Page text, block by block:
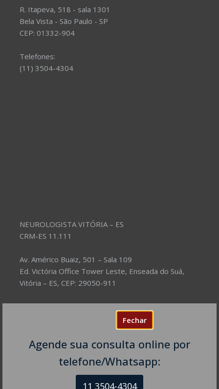
Fechar
Agende sua consulta online por
telefone/Whatsapp:
11 3504-4304
R. Itapeva, 518 - sala 1301
Bela Vista - São Paulo - SP
CEP: 01332-904
Telefones:
(11) 3504-4304
NEUROLOGISTA VITÓRIA – ES
CRM-ES 11.111
Av. Américo Buaiz, 501 – Sala 109
Ed. Victória Office Tower Leste, Enseada do Suá,
Vitória – ES, CEP: 29050-911
Telefones: